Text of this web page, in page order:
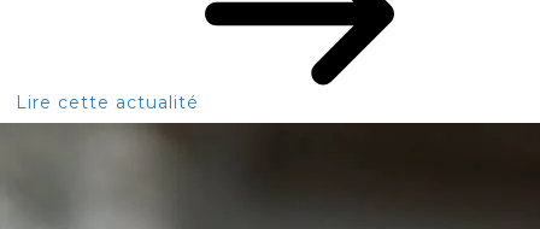
Lire cette actualité